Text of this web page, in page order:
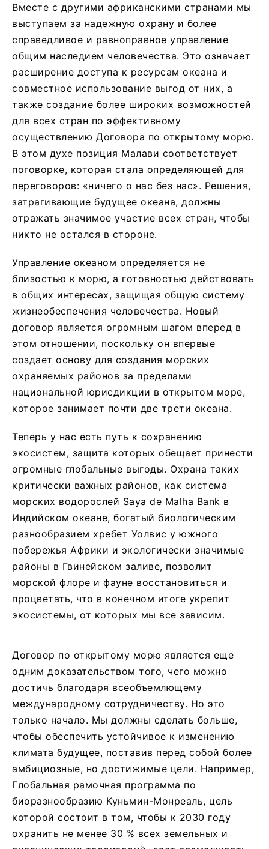
Вместе с другими африканскими странами мы
выступаем за надежную охрану и более
справедливое и равноправное управление
общим наследием человечества. Это означает
расширение доступа к ресурсам океана и
совместное использование выгод от них, а
также создание более широких возможностей
для всех стран по эффективному
осуществлению Договора по открытому морю.
В этом духе позиция Малави соответствует
поговорке, которая стала определяющей для
переговоров: «ничего о нас без нас». Решения,
затрагивающие будущее океана, должны
отражать значимое участие всех стран, чтобы
никто не остался в стороне.
Управление океаном определяется не
близостью к морю, а готовностью действовать
в общих интересах, защищая общую систему
жизнеобеспечения человечества. Новый
договор является огромным шагом вперед в
этом отношении, поскольку он впервые
создает основу для создания морских
охраняемых районов за пределами
национальной юрисдикции в открытом море,
которое занимает почти две трети океана.
Теперь у нас есть путь к сохранению
экосистем, защита которых обещает принести
огромные глобальные выгоды. Охрана таких
критически важных районов, как система
морских водорослей Saya de Malha Bank в
Индийском океане, богатый биологическим
разнообразием хребет Уолвис у южного
побережья Африки и экологически значимые
районы в Гвинейском заливе, позволит
морской флоре и фауне восстановиться и
процветать, что в конечном итоге укрепит
экосистемы, от которых мы все зависим.
Договор по открытому морю является еще
одним доказательством того, чего можно
достичь благодаря всеобъемлющему
международному сотрудничеству. Но это
только начало. Мы должны сделать больше,
чтобы обеспечить устойчивое к изменению
климата будущее, поставив перед собой более
амбициозные, но достижимые цели. Например,
Глобальная рамочная программа по
биоразнообразию Куньмин-Монреаль, цель
которой состоит в том, чтобы к 2030 году
охранить не менее 30 % всех земельных и